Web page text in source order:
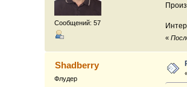
Сообщений: 57
«
Shadberry
Флудер